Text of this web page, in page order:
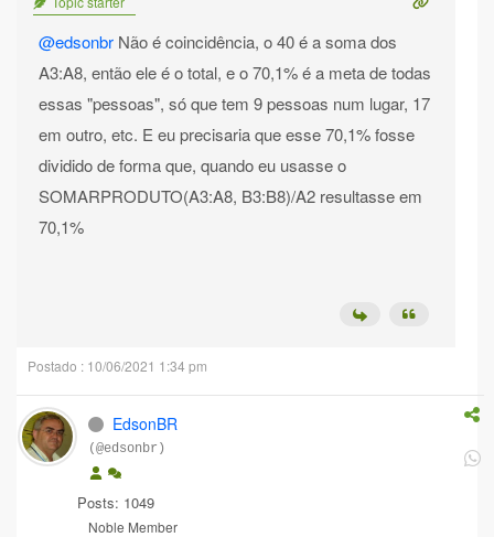
@edsonbr Não é coincidência, o 40 é a soma dos
A3:A8, então ele é o total, e o 70,1% é a meta de todas
essas "pessoas", só que tem 9 pessoas num lugar, 17
em outro, etc. E eu precisaria que esse 70,1% fosse
dividido de forma que, quando eu usasse o
SOMARPRODUTO(A3:A8, B3:B8)/A2 resultasse em
70,1%
Postado : 10/06/2021 1:34 pm
EdsonBR
(@edsonbr)
Posts: 1049
Noble Member